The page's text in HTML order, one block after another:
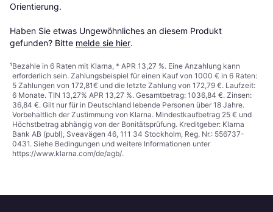
Orientierung.
Haben Sie etwas Ungewöhnliches an diesem Produkt
gefunden? Bitte melde sie hier.
¹Bezahle in 6 Raten mit Klarna, * APR 13,27 %. Eine Anzahlung kann
erforderlich sein. Zahlungsbeispiel für einen Kauf von 1000 € in 6 Raten:
5 Zahlungen von 172,81€ und die letzte Zahlung von 172,79 €. Laufzeit:
6 Monate. TIN 13,27% APR 13,27 %. Gesamtbetrag: 1036,84 €. Zinsen:
36,84 €. Gilt nur für in Deutschland lebende Personen über 18 Jahre.
Vorbehaltlich der Zustimmung von Klarna. Mindestkaufbetrag 25 € und
Höchstbetrag abhängig von der Bonitätsprüfung. Kreditgeber: Klarna
Bank AB (publ), Sveavägen 46, 111 34 Stockholm, Reg. Nr.: 556737-
0431. Siehe Bedingungen und weitere Informationen unter
https://www.klarna.com/de/agb/.